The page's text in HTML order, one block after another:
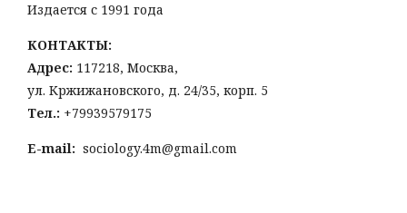
Издается с 1991 года
КОНТАКТЫ:
Адрес: 117218, Москва,
ул. Кржижановского, д. 24/35, корп. 5
Тел.: +79939579175
E-mail: sociology.4m@gmail.com